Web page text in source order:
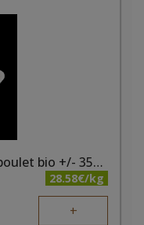
Filets de haut de cuisses de poulet bio +/- 350 gr Kari
28.58€/kg
+